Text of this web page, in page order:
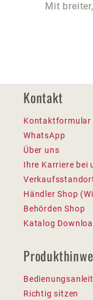
Mit
Kontakt
Kontaktformular
WhatsApp
Über uns
Ihre Karriere bei
Händler Shop
Behörden Shop
Katalog
Richtig sitzen